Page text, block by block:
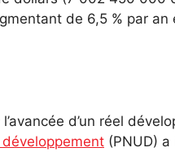
de 6,5 % par
d’un réel
(PNUD)